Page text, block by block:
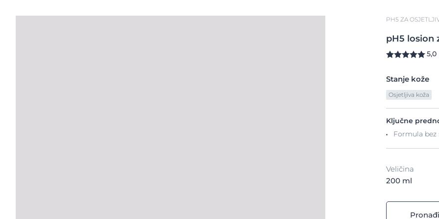
PH5 ZA
pH5 losion
5,0
Stanje kože
Osjetljiva koža
Ključne
Formula bez
Veličina
200 ml